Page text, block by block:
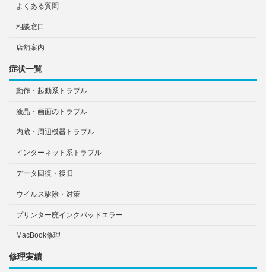
よくある質問
相談窓口
店舗案内
症状一覧
動作・起動系トラブル
液晶・画面のトラブル
内蔵・周辺機器トラブル
インターネット系トラブル
データ回復・復旧
ウイルス駆除・対策
プリンター廃インクパッドエラー
MacBook修理
修理実績